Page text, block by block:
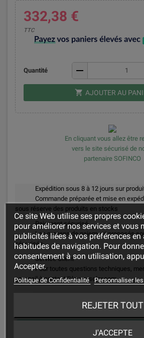
332,38 €
TTC
Quantité remove
shopping_cart AJOUTER AU
En cliquant vous allez être
vers le site sécurisé de
partenaire SOFINCO
Expédition sous 8 à 12 jours sur
Commande préparée et mise en
sous réserve des produits en stocks
Paiement sécurisé
Les moyens de paiement proposés
sécurisés
Service Client
Pour toutes questions techniques,
par mail à contact@levac-solar.com
Ce site Web utilise ses propres
pour améliorer nos services et vous
publicités liées à vos préférences
habitudes de navigation. Pour
consentement à son utilisation,
Accepter.
Politique de Confidentialité Personnaliser
REJETER TOUT
J'ACCEPTE